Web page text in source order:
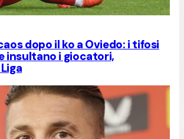
dopo il ko a Oviedo: i tifosi
insultano i giocatori,